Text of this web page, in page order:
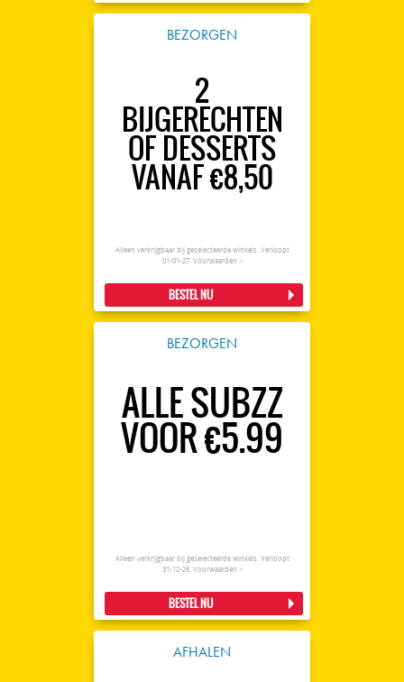
BEZORGEN
2
BIJGERECHTEN
OF DESSERTS
VANAF €8,50
Alleen verkrijgbaar bij geselecteerde winkels. Verloopt
01-01-27. Voorwaarden >
BESTEL NU
BEZORGEN
ALLE SUBZZ
VOOR €5.99
Alleen verkrijgbaar bij geselecteerde winkels. Verloopt
31-12-26. Voorwaarden >
BESTEL NU
AFHALEN